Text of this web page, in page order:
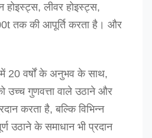
लीवर होइस्ट्स,
तक की आपूर्ति करता है। और
में 20 वर्षों के अनुभव के साथ,
उच्च गुणवत्ता वाले उठाने और
करता है, बल्कि विभिन्न
उठाने के समाधान भी प्रदान